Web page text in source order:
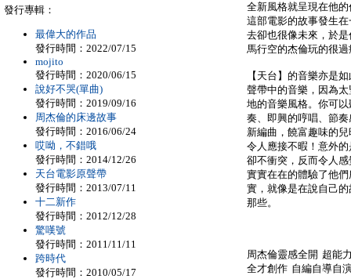
全新風格就呈現在他
這部電影的故事發生
去卻也很像未來，於
馬行空的杰倫玩的很過
【天台】的音樂亦是
聲帶中的音樂，因為
地的音樂風格。你可
奏、即興的哼唱、節
新編曲，饒富趣味的
令人應接不暇！意外
卻不衝突，反而令人
實實在在的體驗了他
實，就像是在說自己
那些。
周杰倫靈感全開 超能
全才創作 自編自導自
發行專輯：
最偉大的作品
發行時間：2022/07/15
mojito
發行時間：2020/06/15
說好不哭(單曲)
發行時間：2019/09/16
周杰倫的床邊故事
發行時間：2016/06/24
哎呦，不錯哦
發行時間：2014/12/26
天台電影原聲帶
發行時間：2013/07/11
十二新作
發行時間：2012/12/28
驚嘆號
發行時間：2011/11/11
跨時代
發行時間：2010/05/17